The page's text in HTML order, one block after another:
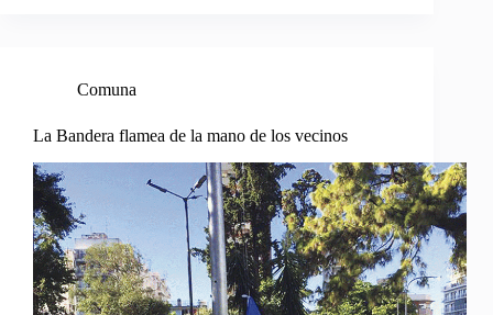
Comuna
La Bandera flamea de la mano de los vecinos